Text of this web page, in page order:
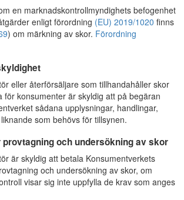
en marknadskontrollmyndighets befogenhet
enligt förordning (EU) 2019/1020 finns
) om märkning av skor. Förordning
eller återförsäljare som tillhandahåller skor
för konsumenter är skyldig att på begäran
sådana upplysningar, handlingar,
som behövs för tillsynen.
provtagning och undersökning av skor
är skyldig att betala Konsumentverkets
och undersökning av skor, om
visar sig inte uppfylla de krav som anges